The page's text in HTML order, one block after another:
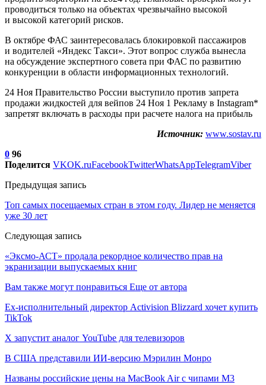
проводиться только на объектах чрезвычайно высокой
и высокой категорий рисков.
В октябре ФАС заинтересовалась блокировкой пассажиров
и водителей «Яндекс Такси». Этот вопрос служба вынесла
на обсуждение экспертного совета при ФАС по развитию
конкуренции в области информационных технологий.
24 Ноя Правительство России выступило против запрета
продажи жидкостей для вейпов 24 Ноя 1 Рекламу в Instagram*
запретят включать в расходы при расчете налога на прибыль
Источник: www.sostav.ru
0 96
Поделится VKOK.ruFacebookTwitterWhatsAppTelegramViber
Предыдущая запись
Топ самых посещаемых стран в этом году. Лидер не меняется
уже 30 лет
Следующая запись
«Эксмо-АСТ» продала рекордное количество прав на
экранизации выпускаемых книг
Вам также могут понравиться Еще от автора
Ex-исполнительный директор Activision Blizzard хочет купить
TikTok
X запустит аналог YouTube для телевизоров
В США представили ИИ-версию Мэрилин Монро
Названы российские цены на MacBook Air с чипами M3